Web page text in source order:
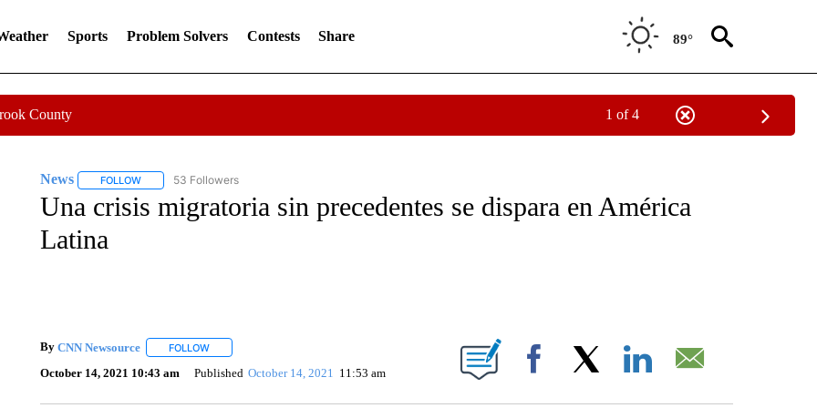
Sports Problem Solvers Contests Share 89°
County 1 of 4
News FOLLOWFOLLOW "NEWS" TO RECEIVE NOTIFICATIONS ABOUT NEW PAGES ON "NEWS".
53 Followers
Una crisis migratoria sin precedentes se dispara en América
Latina
By CNN Newsource FOLLOWFOLLOW "" TO RECEIVE NOTIFICATIONS ABOUT NEW PAGES ON "".
October 14, 2021 10:43 am Published October 14, 2021 11:53 am Facebook